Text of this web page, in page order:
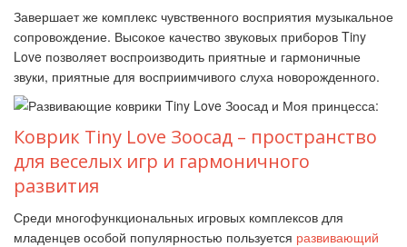
Завершает же комплекс чувственного восприятия музыкальное
сопровождение. Высокое качество звуковых приборов Tiny
Love позволяет воспроизводить приятные и гармоничные
звуки, приятные для восприимчивого слуха новорожденного.
Коврик Tiny Love Зоосад – пространство
для веселых игр и гармоничного
развития
Среди многофункциональных игровых комплексов для
младенцев особой популярностью пользуется развивающий